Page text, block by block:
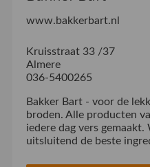
www.bakkerbart.nl
Kruisstraat 33 /37
Almere
036-5400265
Bakker Bart - voor de
broden. Alle producten
iedere dag vers
uitsluitend de beste